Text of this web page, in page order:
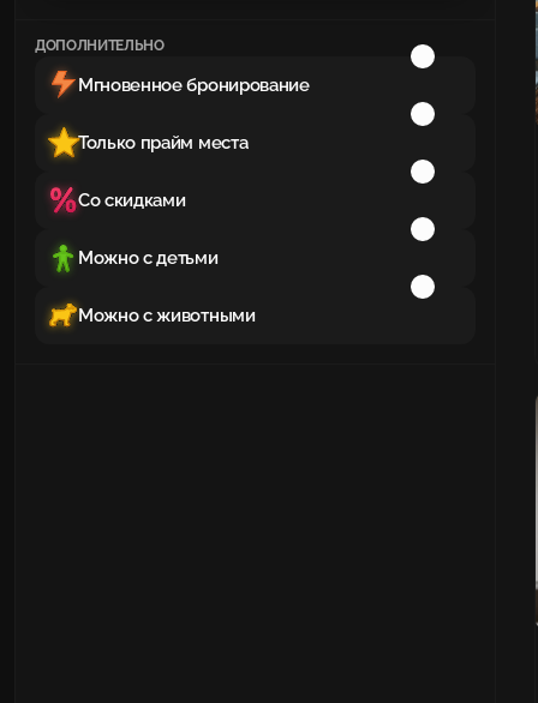
ДОПОЛНИТЕЛЬНО
Мгновенное бронирование
Только прайм места
Со скидками
Можно с детьми
Можно с животными